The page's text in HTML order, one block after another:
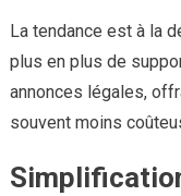
La tendance est à la
plus en plus de
annonces légales,
souvent moins